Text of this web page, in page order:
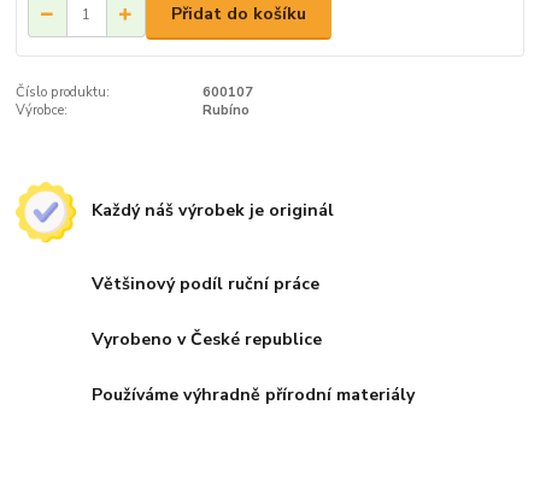
Přidat do košíku
Číslo produktu:
600107
Výrobce:
Rubíno
Každý náš výrobek je originál
Většinový podíl ruční práce
Vyrobeno v České republice
Používáme výhradně přírodní materiály